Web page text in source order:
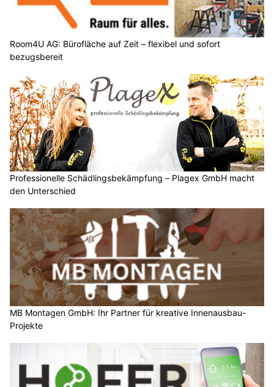
Room4U AG: Bürofläche auf Zeit – flexibel und sofort
bezugsbereit
Professionelle Schädlingsbekämpfung – Plagex GmbH macht
den Unterschied
MB Montagen GmbH: Ihr Partner für kreative Innenausbau-
Projekte